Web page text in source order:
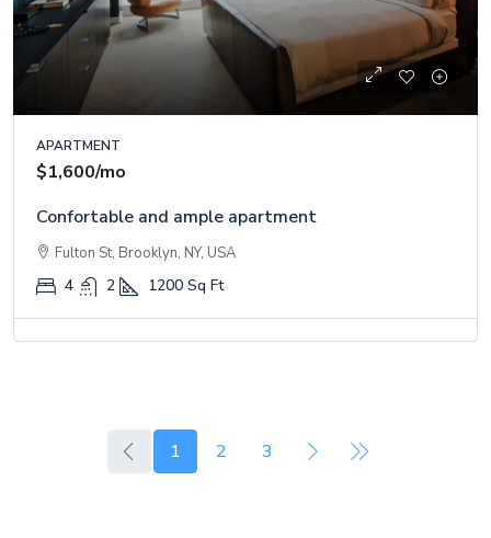
APARTMENT
$1,600/mo
Confortable and ample apartment
Fulton St, Brooklyn, NY, USA
4 2 1200 Sq Ft
1 2 3